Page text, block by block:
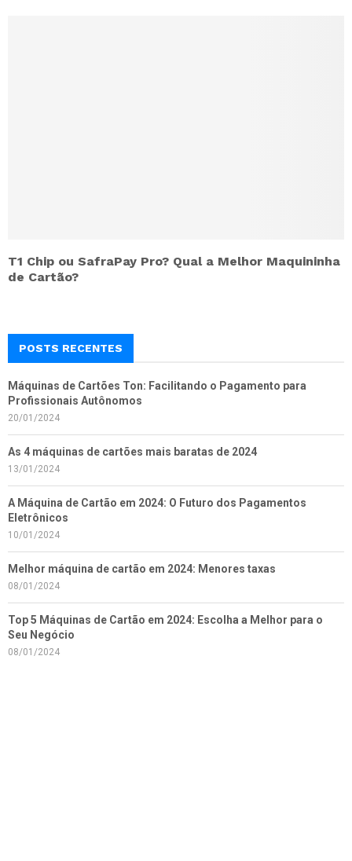
T1 Chip ou SafraPay Pro? Qual a Melhor Maquininha
de Cartão?
POSTS RECENTES
Máquinas de Cartões Ton: Facilitando o Pagamento para
Profissionais Autônomos
20/01/2024
As 4 máquinas de cartões mais baratas de 2024
13/01/2024
A Máquina de Cartão em 2024: O Futuro dos Pagamentos
Eletrônicos
10/01/2024
Melhor máquina de cartão em 2024: Menores taxas
08/01/2024
Top 5 Máquinas de Cartão em 2024: Escolha a Melhor para o
Seu Negócio
08/01/2024